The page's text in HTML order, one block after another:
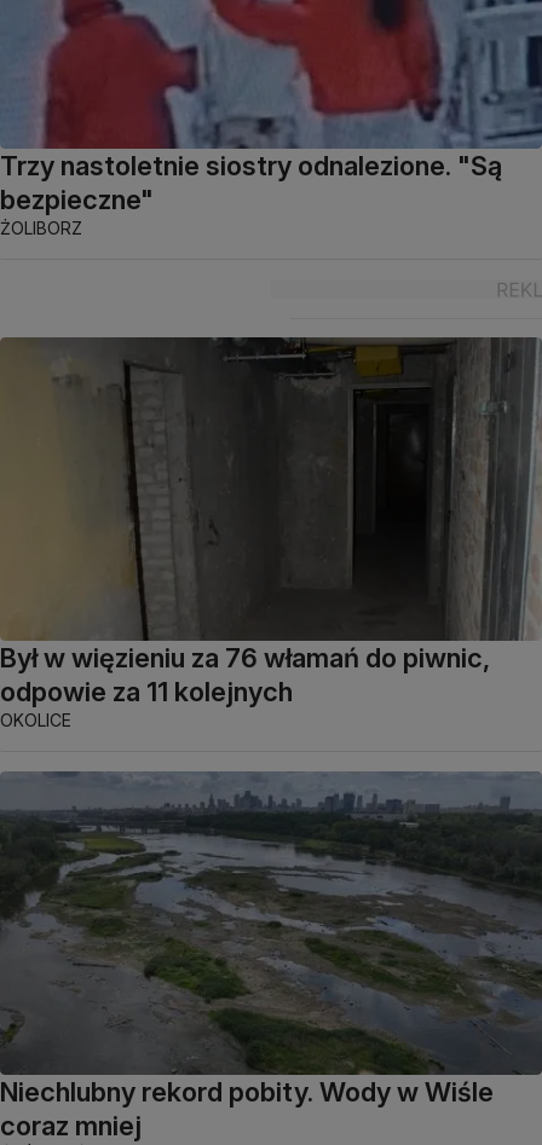
Trzy nastoletnie siostry odnalezione. "Są
bezpieczne"
ŻOLIBORZ
Był w więzieniu za 76 włamań do piwnic,
odpowie za 11 kolejnych
OKOLICE
Niechlubny rekord pobity. Wody w Wiśle
coraz mniej